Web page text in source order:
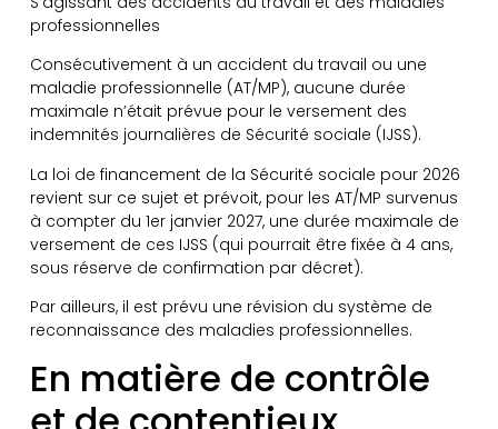
professionnelles
Consécutivement à un accident du travail ou une
maladie professionnelle (AT/MP), aucune durée
maximale n’était prévue pour le versement des
indemnités journalières de Sécurité sociale (IJSS).
La loi de financement de la Sécurité sociale pour 2026
revient sur ce sujet et prévoit, pour les AT/MP survenus
à compter du 1er janvier 2027, une durée maximale de
versement de ces IJSS (qui pourrait être fixée à 4 ans,
sous réserve de confirmation par décret).
Par ailleurs, il est prévu une révision du système de
reconnaissance des maladies professionnelles.
En matière de contrôle